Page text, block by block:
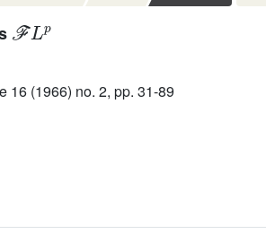
ℱ
16 (1966) no. 2, pp. 31-89